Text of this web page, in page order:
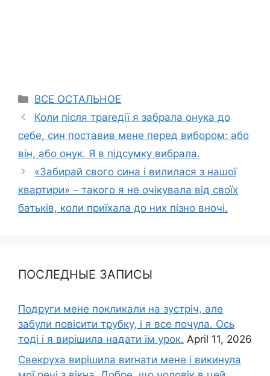
Categories
ВСЕ ОСТАЛЬНОЕ
Коли після траrедії я забрала онука до
себе, син поставив мене перед вибором: або
він, або онук. Я в підсумку вибрала.
«Забирай свого сина і вилилася з нашої
квартири» – такого я не очікувала від своїх
батьків, коли приїхала до них пізно вночі.
ПОСЛЕДНЫЕ ЗАПИСЫ
Подруги мене покликали на зустріч, але
забули повісити трубку, і я все почула. Ось
тоді і я вирішила надати їм урок. April 11, 2026
Свекруха вирішила виrнати мене і викинула